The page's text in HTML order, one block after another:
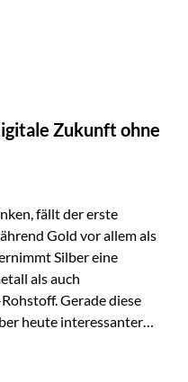
Fondsmanager, die
aktive
Mehrwert bieten.
Fonds verfolgen das
sondern gezielt
Zukunft ohne
fällt der erste
Gold vor allem als
Silber eine
als auch
Gerade diese
heute interessanter
Silber eine